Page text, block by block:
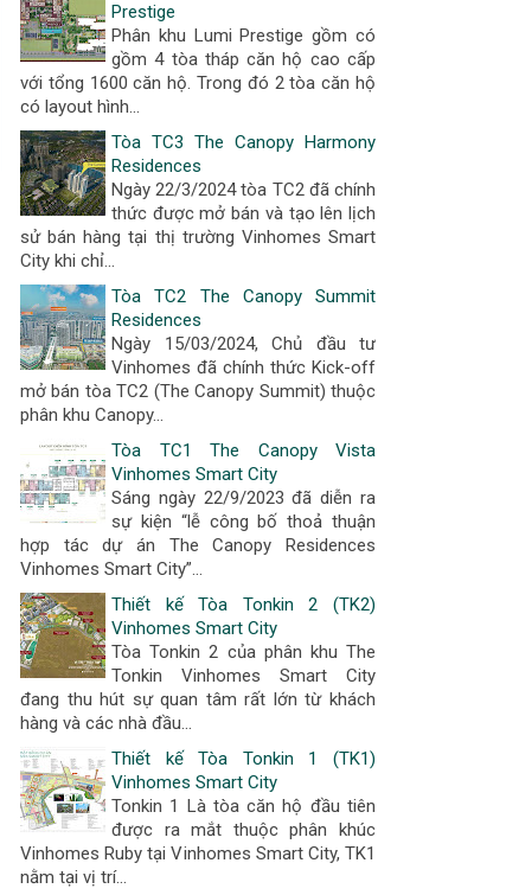
Prestige
Phân khu Lumi Prestige gồm có
gồm 4 tòa tháp căn hộ cao cấp
với tổng 1600 căn hộ. Trong đó 2 tòa căn hộ
có layout hình...
Tòa TC3 The Canopy Harmony
Residences
Ngày 22/3/2024 tòa TC2 đã chính
thức được mở bán và tạo lên lịch
sử bán hàng tại thị trường Vinhomes Smart
City khi chỉ...
Tòa TC2 The Canopy Summit
Residences
Ngày 15/03/2024, Chủ đầu tư
Vinhomes đã chính thức Kick-off
mở bán tòa TC2 (The Canopy Summit) thuộc
phân khu Canopy...
Tòa TC1 The Canopy Vista
Vinhomes Smart City
Sáng ngày 22/9/2023 đã diễn ra
sự kiện “lễ công bố thoả thuận
hợp tác dự án The Canopy Residences
Vinhomes Smart City”...
Thiết kế Tòa Tonkin 2 (TK2)
Vinhomes Smart City
Tòa Tonkin 2 của phân khu The
Tonkin Vinhomes Smart City
đang thu hút sự quan tâm rất lớn từ khách
hàng và các nhà đầu...
Thiết kế Tòa Tonkin 1 (TK1)
Vinhomes Smart City
Tonkin 1 Là tòa căn hộ đầu tiên
được ra mắt thuộc phân khúc
Vinhomes Ruby tại Vinhomes Smart City, TK1
nằm tại vị trí...